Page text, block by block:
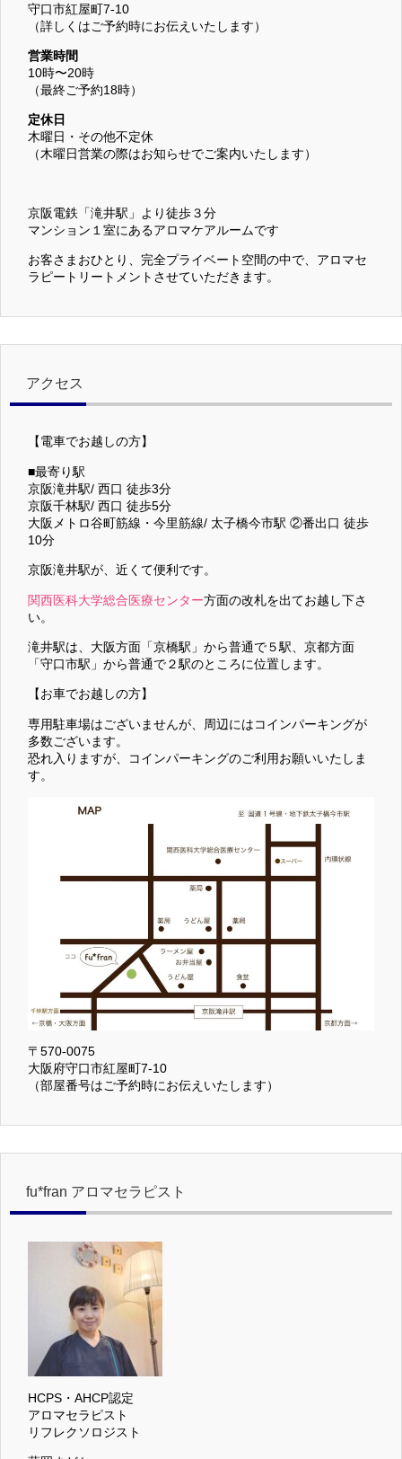
守口市紅屋町7-10
（詳しくはご予約時にお伝えいたします）
営業時間
10時〜20時
（最終ご予約18時）
定休日
木曜日・その他不定休
（木曜日営業の際はお知らせでご案内いたします）
京阪電鉄「滝井駅」より徒歩３分
マンション１室にあるアロマケアルームです
お客さまおひとり、完全プライベート空間の中で、アロマセ
ラピートリートメントさせていただきます。
アクセス
【電車でお越しの方】
■最寄り駅
京阪滝井駅/ 西口 徒歩3分
京阪千林駅/ 西口 徒歩5分
大阪メトロ谷町筋線・今里筋線/ 太子橋今市駅 ②番出口 徒歩
10分
京阪滝井駅が、近くて便利です。
関西医科大学総合医療センター方面の改札を出てお越し下さ
い。
滝井駅は、大阪方面「京橋駅」から普通で５駅、京都方面
「守口市駅」から普通で２駅のところに位置します。
【お車でお越しの方】
専用駐車場はございませんが、周辺にはコインパーキングが
多数ございます。
恐れ入りますが、コインパーキングのご利用お願いいたしま
す。
〒570-0075
大阪府守口市紅屋町7-10
（部屋番号はご予約時にお伝えいたします）
fu*fran アロマセラピスト
HCPS・AHCP認定
アロマセラピスト
リフレクソロジスト